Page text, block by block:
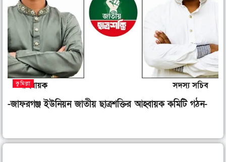
কুমিল্লা
-জাফরগঞ্জ ইউনিয়ন জাতীয় ছাত্রশক্তির আহ্বায়ক কমিটি গঠন-